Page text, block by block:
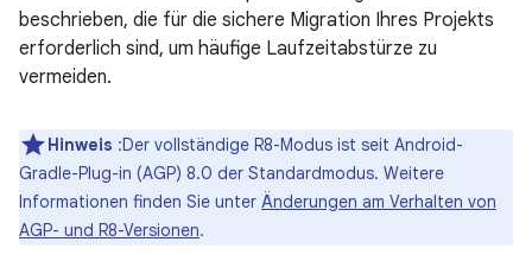
beschrieben, die für die sichere Migration Ihres Projekts
erforderlich sind, um häufige Laufzeitabstürze zu
vermeiden.
Hinweis :Der vollständige R8-Modus ist seit Android-
Gradle-Plug-in (AGP) 8.0 der Standardmodus. Weitere
Informationen finden Sie unter Änderungen am Verhalten von
AGP- und R8-Versionen.